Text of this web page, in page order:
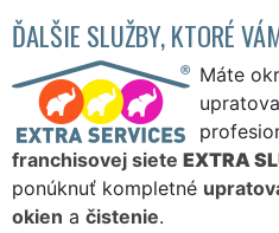
ĎALŠIE SLUŽBY, KTORÉ
Máte
franchisovej siete EXTRA
ponúknuť kompletné
okien a čistenie.